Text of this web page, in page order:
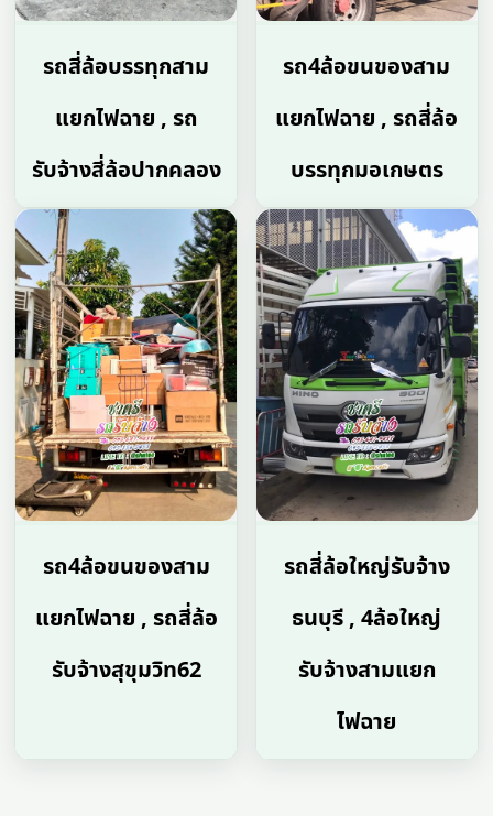
รถสี่ล้อบรรทุกสาม
แยกไฟฉาย , รถ
รับจ้างสี่ล้อปากคลอง
รถ4ล้อขนของสาม
แยกไฟฉาย , รถสี่ล้อ
บรรทุกมอเกษตร
รถ4ล้อขนของสาม
แยกไฟฉาย , รถสี่ล้อ
รับจ้างสุขุมวิท62
รถสี่ล้อใหญ่รับจ้าง
ธนบุรี , 4ล้อใหญ่
รับจ้างสามแยก
ไฟฉาย